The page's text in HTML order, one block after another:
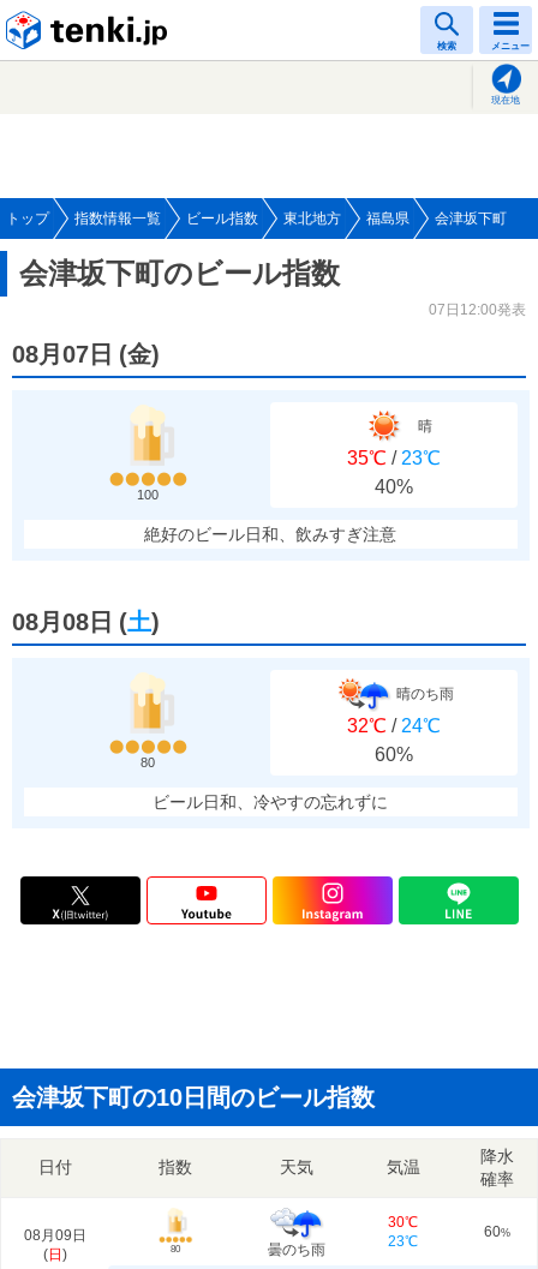
検索 メニュー
現在地
トップ 指数情報一覧 ビール指数 東北地方 福島県 会津坂下町
会津坂下町のビール指数
07日12:00発表
08月07日 (金)
100
晴
35℃ / 23℃
40%
絶好のビール日和、飲みすぎ注意
08月08日 (土)
80
晴のち雨
32℃ / 24℃
60%
ビール日和、冷やすの忘れずに
会津坂下町の10日間のビール指数
日付 指数 天気 気温
降水
確率
08月09日
(日 ) 80 曇のち雨
30℃
23℃
60%